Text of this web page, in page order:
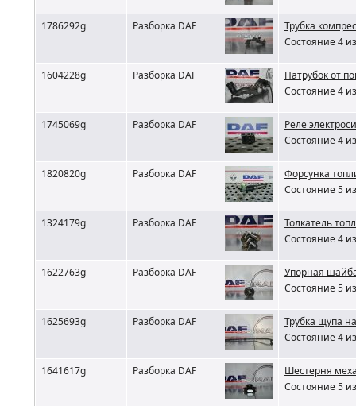
1786292g Разборка DAF
Трубка
Состояние 4
1604228g Разборка DAF
Патрубок от
Состояние 4
1745069g Разборка DAF
Реле
Состояние 4
1820820g Разборка DAF
Форсунка
Состояние 5
1324179g Разборка DAF
Толкатель
Состояние 4
1622763g Разборка DAF
Упорная
Состояние 5
1625693g Разборка DAF
Трубка щупа
Состояние 4
1641617g Разборка DAF
Шестерня
Состояние 5